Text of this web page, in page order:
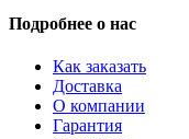
Подробнее о нас
Как заказать
Доставка
О компании
Гарантия